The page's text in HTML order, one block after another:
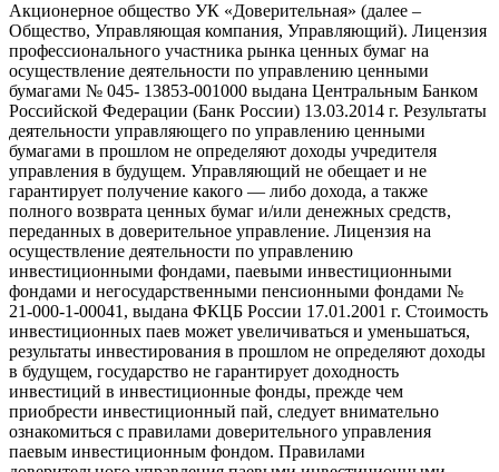
Акционерное общество УК «Доверительная» (далее –
Общество, Управляющая компания, Управляющий). Лицензия
профессионального участника рынка ценных бумаг на
осуществление деятельности по управлению ценными
бумагами № 045- 13853-001000 выдана Центральным Банком
Российской Федерации (Банк России) 13.03.2014 г. Результаты
деятельности управляющего по управлению ценными
бумагами в прошлом не определяют доходы учредителя
управления в будущем. Управляющий не обещает и не
гарантирует получение какого — либо дохода, а также
полного возврата ценных бумаг и/или денежных средств,
переданных в доверительное управление. Лицензия на
осуществление деятельности по управлению
инвестиционными фондами, паевыми инвестиционными
фондами и негосударственными пенсионными фондами №
21-000-1-00041, выдана ФКЦБ России 17.01.2001 г. Стоимость
инвестиционных паев может увеличиваться и уменьшаться,
результаты инвестирования в прошлом не определяют доходы
в будущем, государство не гарантирует доходность
инвестиций в инвестиционные фонды, прежде чем
приобрести инвестиционный пай, следует внимательно
ознакомиться с правилами доверительного управления
паевым инвестиционным фондом. Правилами